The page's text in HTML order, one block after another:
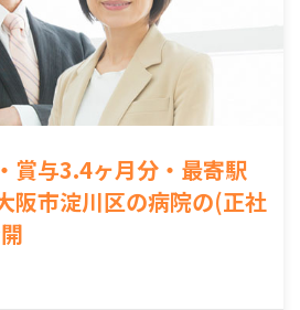
賞与3.4ヶ月分・最寄駅
阪市淀川区の病院の(正社